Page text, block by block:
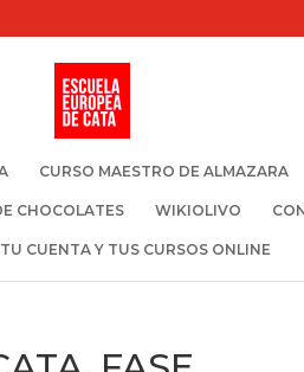
CURSO MAESTRO DE ALMAZARA
CHOCOLATES WIKIOLIVO
CUENTA Y TUS CURSOS ONLINE